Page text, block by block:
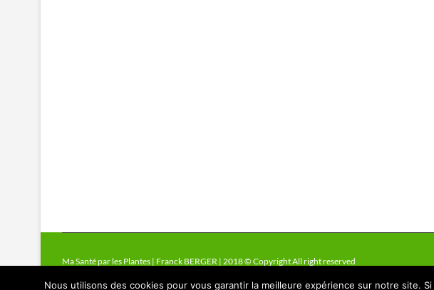
Ma Santé par les Plantes | Franck BERGER | 2018 © Copyright All right reserved
Nous utilisons des cookies pour vous garantir la meilleure expérience sur notre site.